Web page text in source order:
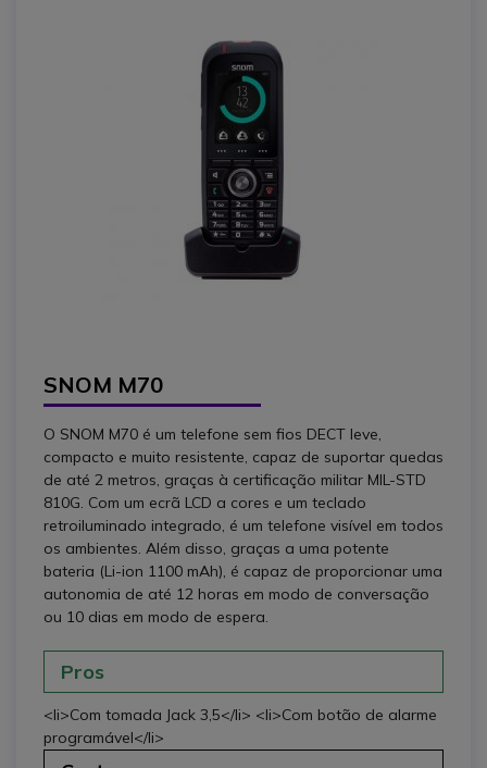
SNOM M70
O SNOM M70 é um telefone sem fios DECT leve,
compacto e muito resistente, capaz de suportar quedas
de até 2 metros, graças à certificação militar MIL-STD
810G. Com um ecrã LCD a cores e um teclado
retroiluminado integrado, é um telefone visível em todos
os ambientes. Além disso, graças a uma potente
bateria (Li-ion 1100 mAh), é capaz de proporcionar uma
autonomia de até 12 horas em modo de conversação
ou 10 dias em modo de espera.
Pros
<li>Com tomada Jack 3,5</li> <li>Com botão de alarme
programável</li>